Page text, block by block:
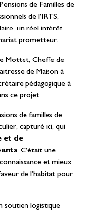
de Familles de
de l’IRTS,
un réel intérêt
prometteur.
Mottet, Cheffe de
de Maison à
pédagogique à
ce projet.
de familles de
capturé ici, qui
et de
. C’était une
et mieux
de l’habitat pour
soutien logistique